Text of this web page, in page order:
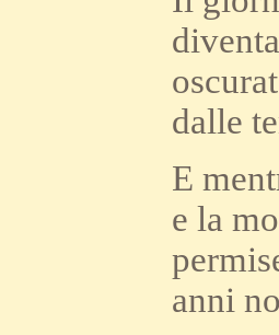
dalle
E
e la
anni